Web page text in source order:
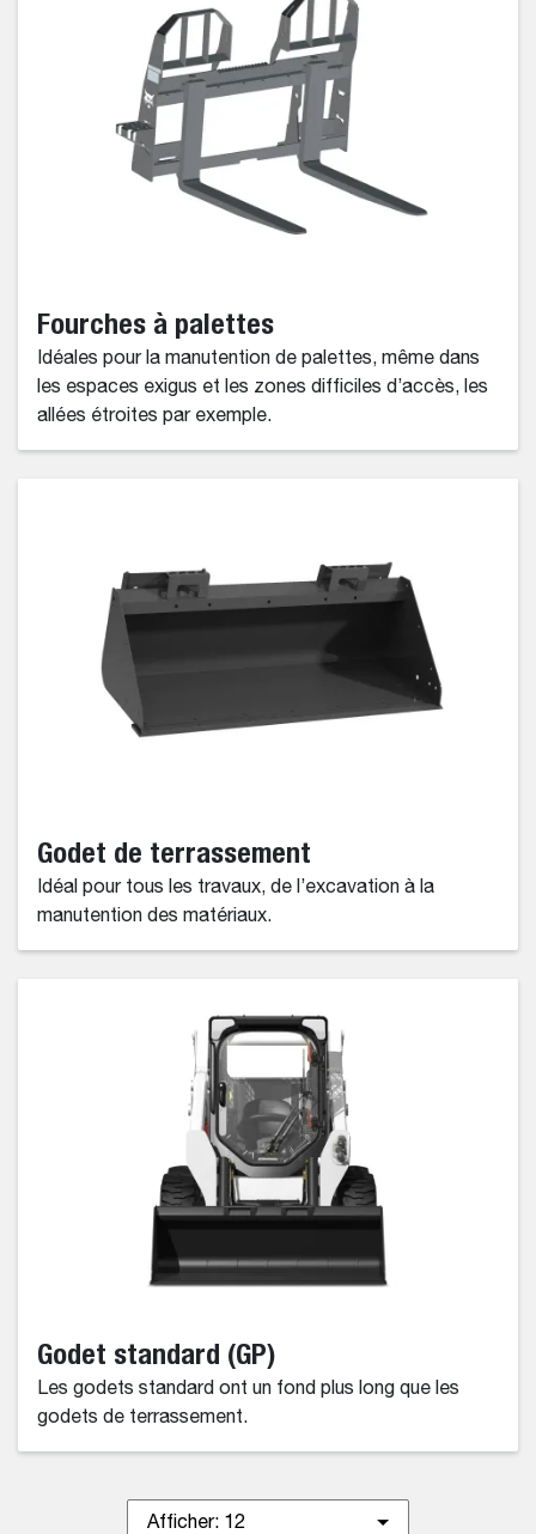
Fourches à palettes
Idéales pour la manutention de palettes, même dans
les espaces exigus et les zones difficiles d’accès, les
allées étroites par exemple.
Godet de terrassement
Idéal pour tous les travaux, de l’excavation à la
manutention des matériaux.
Godet standard (GP)
Les godets standard ont un fond plus long que les
godets de terrassement.
Afficher: 12